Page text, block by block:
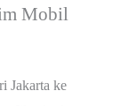
Mobil
Jakarta ke